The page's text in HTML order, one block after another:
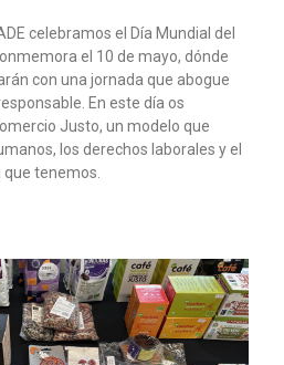
celebramos el Día Mundial del
el 10 de mayo, dónde
con una jornada que abogue
En este día os
Justo, un modelo que
los derechos laborales y el
que tenemos.